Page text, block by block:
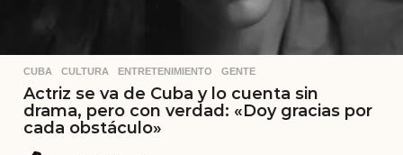
CUBA ,CULTURA ,ENTRETENIMIENTO ,GENTE
Actriz se va de Cuba y lo cuenta sin
drama, pero con verdad: «Doy gracias por
cada obstáculo»